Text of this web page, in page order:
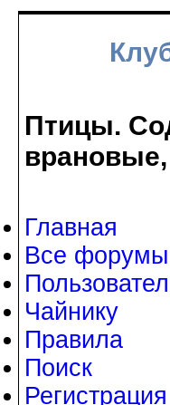
Птицы.
Главная
Все форумы
Чайнику
Правила
Поиск
Регистрация